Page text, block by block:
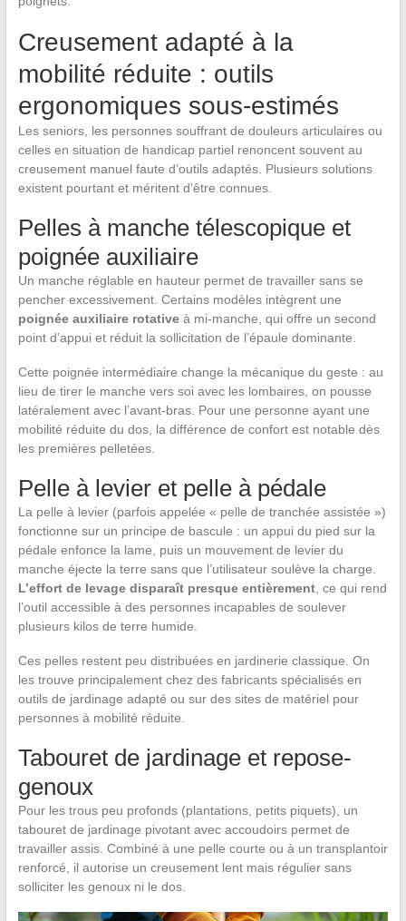
Creusement adapté à la
mobilité réduite : outils
ergonomiques sous-estimés
Les seniors, les personnes souffrant de douleurs articulaires ou
celles en situation de handicap partiel renoncent souvent au
creusement manuel faute d’outils adaptés. Plusieurs solutions
existent pourtant et méritent d’être connues.
Pelles à manche télescopique et
poignée auxiliaire
Un manche réglable en hauteur permet de travailler sans se
pencher excessivement. Certains modèles intègrent une
poignée auxiliaire rotativeà mi-manche, qui offre un second
point d’appui et réduit la sollicitation de l’épaule dominante.
Cette poignée intermédiaire change la mécanique du geste : au
lieu de tirer le manche vers soi avec les lombaires, on pousse
latéralement avec l’avant-bras. Pour une personne ayant une
mobilité réduite du dos, la différence de confort est notable dès
les premières pelletées.
Pelle à levier et pelle à pédale
La pelle à levier (parfois appelée « pelle de tranchée assistée »)
fonctionne sur un principe de bascule : un appui du pied sur la
pédale enfonce la lame, puis un mouvement de levier du
manche éjecte la terre sans que l’utilisateur soulève la charge.
L’effort de levage disparaît presque entièrement, ce qui rend
l’outil accessible à des personnes incapables de soulever
plusieurs kilos de terre humide.
Ces pelles restent peu distribuées en jardinerie classique. On
les trouve principalement chez des fabricants spécialisés en
outils de jardinage adapté ou sur des sites de matériel pour
personnes à mobilité réduite.
Tabouret de jardinage et repose-
genoux
Pour les trous peu profonds (plantations, petits piquets), un
tabouret de jardinage pivotant avec accoudoirs permet de
travailler assis. Combiné à une pelle courte ou à un transplantoir
renforcé, il autorise un creusement lent mais régulier sans
solliciter les genoux ni le dos.